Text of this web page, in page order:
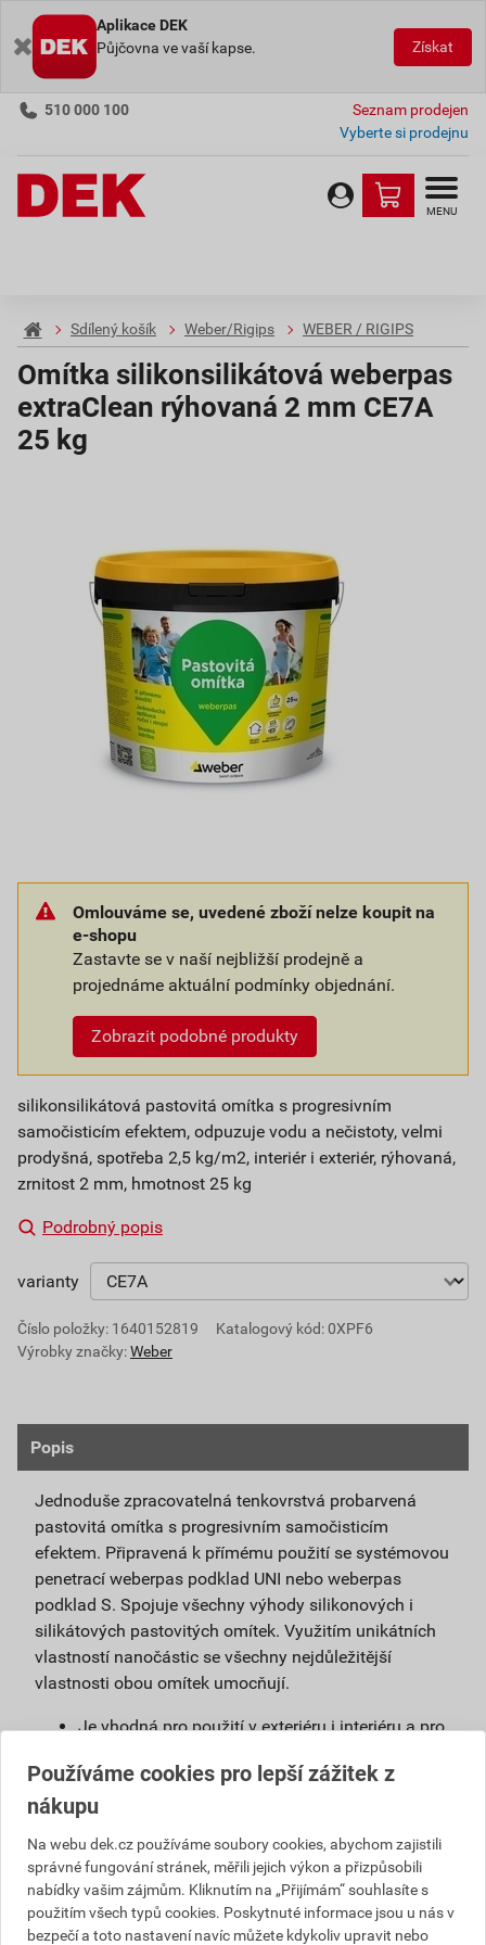
Aplikace DEK
Půjčovna ve vaší kapse.
Získat
510 000 100
Seznam prodejen
Vyberte si prodejnu
MENU
Sdílený košík Weber/Rigips WEBER / RIGIPS
Omítka silikonsilikátová weberpas
extraClean rýhovaná 2 mm CE7A
25 kg
Omlouváme se, uvedené zboží nelze koupit na
e-shopu
Zastavte se v naší nejbližší prodejně a
projednáme aktuální podmínky objednání.
Zobrazit podobné produkty
silikonsilikátová pastovitá omítka s progresivním
samočisticím efektem, odpuzuje vodu a nečistoty, velmi
prodyšná, spotřeba 2,5 kg/m2, interiér i exteriér, rýhovaná,
zrnitost 2 mm, hmotnost 25 kg
Podrobný popis
varianty
Číslo položky: 1640152819
Katalogový kód: 0XPF6
Výrobky značky:Weber
Popis
Jednoduše zpracovatelná tenkovrstvá probarvená
pastovitá omítka s progresivním samočisticím
efektem. Připravená k přímému použití se systémovou
penetrací weberpas podklad UNI nebo weberpas
podklad S. Spojuje všechny výhody silikonových i
silikátových pastovitých omítek. Využitím unikátních
vlastností nanočástic se všechny nejdůležitější
vlastnosti obou omítek umocňují.
Je vhodná pro použití v exteriéru i interiéru a pro
na vlhké zdivo.
Použitím samočisticí omítky weberpas
fasády a podstatně snižují náklady na její
údržbu.
Díky velmi malému podílu organických částic
obsažených v omítce, vzniká na povrchu omítky
Používáme cookies pro lepší zážitek z
nákupu
Na webu dek.cz používáme soubory cookies, abychom zajistili
správné fungování stránek, měřili jejich výkon a přizpůsobili
nabídky vašim zájmům. Kliknutím na „Přijímám“ souhlasíte s
použitím všech typů cookies. Poskytnuté informace jsou u nás v
bezpečí a toto nastavení navíc můžete kdykoliv upravit nebo